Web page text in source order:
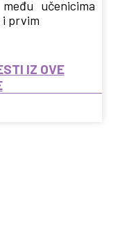
učenicima
i prvim
IZ OVE